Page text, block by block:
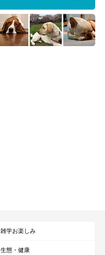
雑学お楽しみ
生態・健康